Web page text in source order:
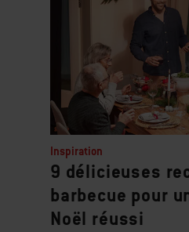
Inspiration
9 délicieuses
barbecue pour
Noël réussi